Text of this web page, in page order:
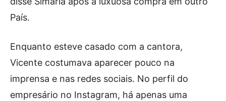
País.
Enquanto esteve casado com a cantora,
Vicente costumava aparecer pouco na
imprensa e nas redes sociais. No perfil do
empresário no Instagram, há apenas uma